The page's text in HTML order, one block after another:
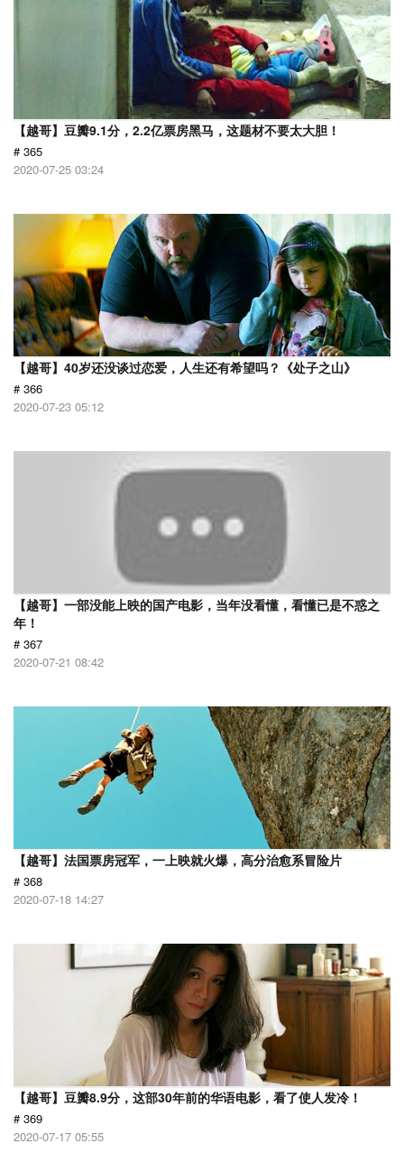
【越哥】豆瓣9.1分，2.2亿票房黑马，这题材不要太大胆！
# 365
2020-07-25 03:24
【越哥】40岁还没谈过恋爱，人生还有希望吗？《处子之山》
# 366
2020-07-23 05:12
【越哥】一部没能上映的国产电影，当年没看懂，看懂已是不惑之
年！
# 367
2020-07-21 08:42
【越哥】法国票房冠军，一上映就火爆，高分治愈系冒险片
# 368
2020-07-18 14:27
【越哥】豆瓣8.9分，这部30年前的华语电影，看了使人发冷！
# 369
2020-07-17 05:55